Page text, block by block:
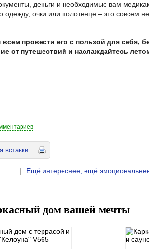
деньги и необходимые вам
очки или полотенце – это совсем
провести его с пользой для себя,
от путешествий и наслаждайтесь
вставки
| Ещё интереснее, ещё
дом вашей мечты